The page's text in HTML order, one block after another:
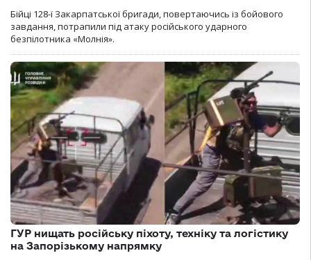
Бійці 128-ї Закарпатської бригади, повертаючись із бойового
завдання, потрапили під атаку російського ударного
безпілотника «Молнія».
ГУР нищать російську піхоту, техніку та логістику
на Запорізькому напрямку